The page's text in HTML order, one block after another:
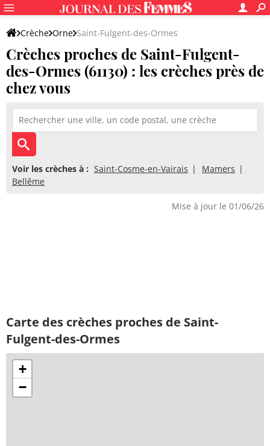
Crèche Orne Saint-Fulgent-des-Ormes
Crèches proches de Saint-Fulgent-
des-Ormes (61130) : les crèches près de
chez vous
Voir les crèches à : Saint-Cosme-en-Vairais
Mamers
Bellême
Mise à jour le 01/06/26
Carte des crèches proches de Saint-
Fulgent-des-Ormes
+
−